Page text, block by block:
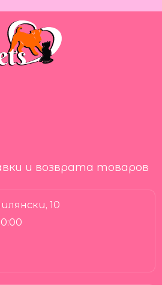
10
и возврата товаров